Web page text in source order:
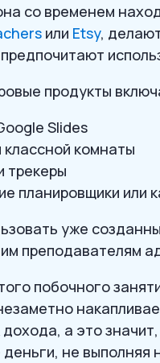
со временем
или Etsy,
продукты
Slides
комнаты
трекеры
планировщики или
уже
преподавателям
побочного
а это
не выполняя